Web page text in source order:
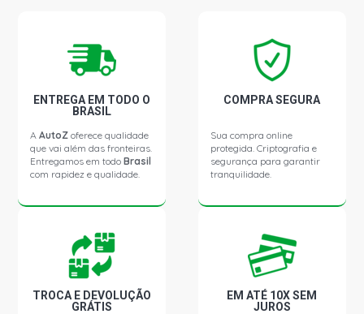
ENTREGA EM TODO O
BRASIL
AAutoZ oferece qualidade
que vai além das fronteiras.
Entregamos em todoBrasil
com rapidez e qualidade.
COMPRA SEGURA
Sua compra online
protegida. Criptografia e
segurança para garantir
tranquilidade.
TROCA E DEVOLUÇÃO
GRÁTIS
EM ATÉ 10X SEM
JUROS